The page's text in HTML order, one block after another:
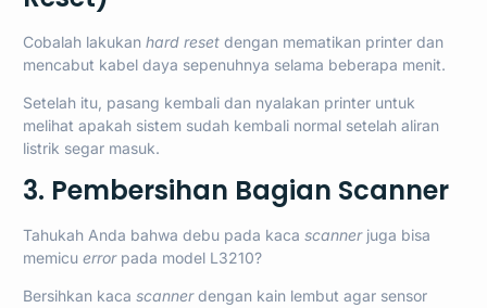
Cobalah lakukan hard reset dengan mematikan printer dan
mencabut kabel daya sepenuhnya selama beberapa menit.
Setelah itu, pasang kembali dan nyalakan printer untuk
melihat apakah sistem sudah kembali normal setelah aliran
listrik segar masuk.
3. Pembersihan Bagian Scanner
Tahukah Anda bahwa debu pada kaca scannerjuga bisa
memicu errorpada model L3210?
Bersihkan kaca scannerdengan kain lembut agar sensor